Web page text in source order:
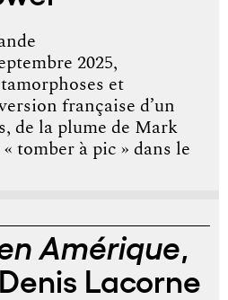
2025,
et
française d’un
de la plume de Mark
tomber à pic » dans le
Amérique,
Lacorne